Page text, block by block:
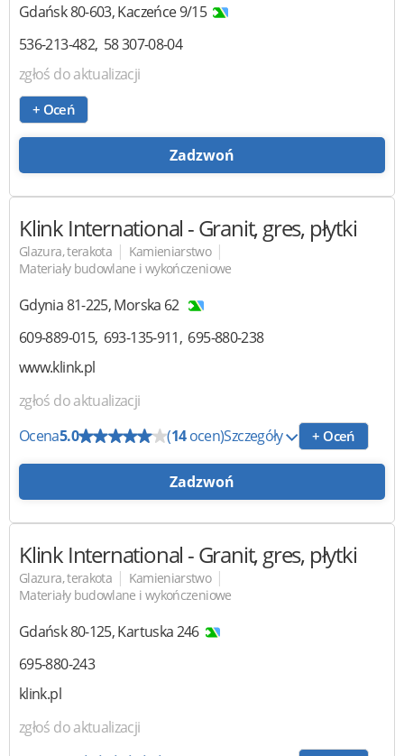
Gdańsk80-603,Kaczeńce 9/15
536-213-482 58 307-08-04
zgłoś do aktualizacji
+ Oceń
Zadzwoń
Klink International - Granit, gres, płytki
Glazura, terakota | Kamieniarstwo |
Materiały budowlane i wykończeniowe
Gdynia81-225,Morska 62
609-889-015 693-135-911 695-880-238
www.klink.pl
zgłoś do aktualizacji
Ocena5.0 (14ocen)Szczegóły + Oceń
Zadzwoń
Klink International - Granit, gres, płytki
Glazura, terakota | Kamieniarstwo |
Materiały budowlane i wykończeniowe
Gdańsk80-125,Kartuska 246
695-880-243
klink.pl
zgłoś do aktualizacji